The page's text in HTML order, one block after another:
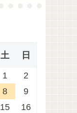
土 日
1
2
8
9
15
16